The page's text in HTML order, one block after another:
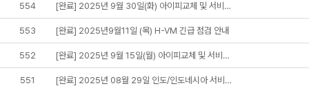
554 [완료] 2025년 9월 30일(화) 아이피교체 및 서비…
553 [완료] 2025년9월11일 (목) H-VM 긴급 점검 안내
552 [완료] 2025년 9월 15일(월) 아이피교체 및 서비…
551 [완료] 2025년 08월 29일 인도/인도네시아 서비…